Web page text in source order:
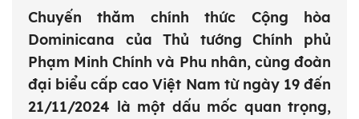
Chuyến thăm chính thức Cộng hòa
Dominicana của Thủ tướng Chính phủ
Phạm Minh Chính và Phu nhân, cùng đoàn
đại biểu cấp cao Việt Nam từ ngày 19 đến
21/11/2024 là một dấu mốc quan trọng,